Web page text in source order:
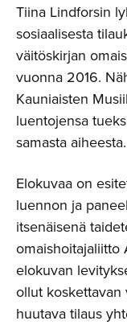
Tiina Lindforsin
sosiaalisesta
väitöskirjan
vuonna 2016.
Kauniaisten
luentojensa
samasta aiheesta.
Elokuvaa on
luennon ja
itsenäisenä
omaishoitajaliitto
elokuvan
ollut koskettavan
huutava tilaus